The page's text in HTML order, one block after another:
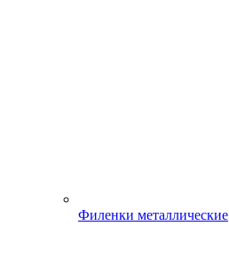
Филенки металлические